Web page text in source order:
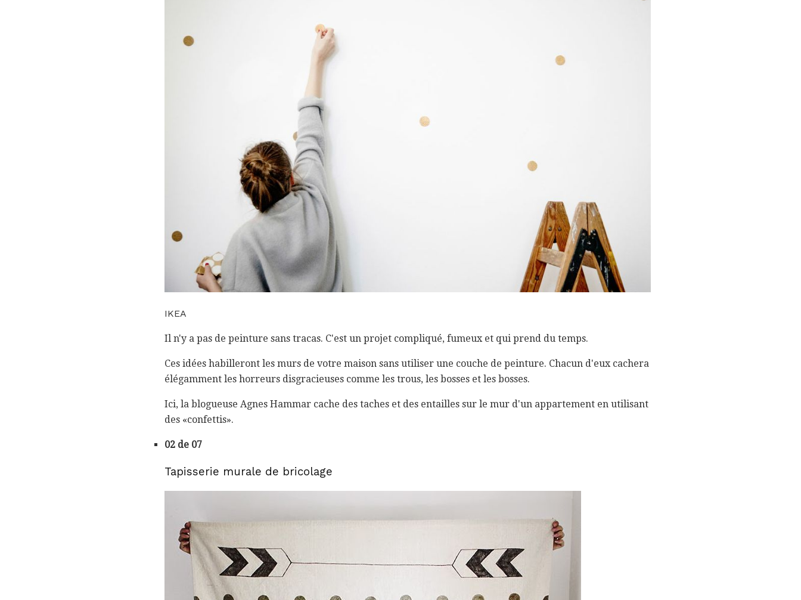
IKEA
Il n'y a pas de peinture sans tracas. C'est un projet compliqué, fumeux et qui prend du temps.
Ces idées habilleront les murs de votre maison sans utiliser une couche de peinture. Chacun d'eux cachera
élégamment les horreurs disgracieuses comme les trous, les bosses et les bosses.
Ici, la blogueuse Agnes Hammar cache des taches et des entailles sur le mur d'un appartement en utilisant
des «confettis».
02 de 07
Tapisserie murale de bricolage